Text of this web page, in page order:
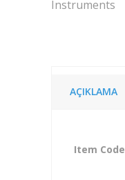
Instruments
AÇIKLAMA
Item Code